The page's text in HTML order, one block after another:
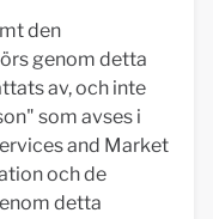
den
genom detta
av, och inte
som avses i
and Market
och de
detta